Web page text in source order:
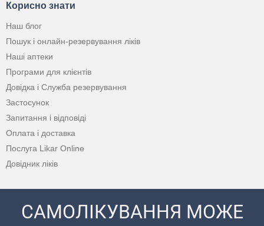
Корисно знати
Наш блог
Пошук і онлайн-резервування ліків
Наші аптеки
Програми для клієнтів
Довідка і Служба резервування
Застосунок
Запитання і відповіді
Оплата і доставка
Послуга Likar Online
Довідник ліків
САМОЛІКУВАННЯ МОЖЕ